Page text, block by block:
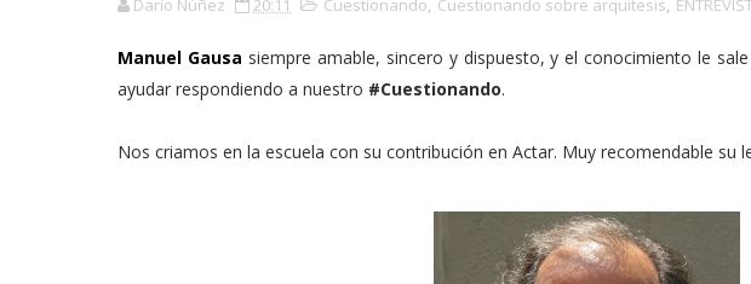
Darío Núñez 20:11 Cuestionando, Cuestionando sobre arquitesis,
Manuel Gausa siempre amable, sincero y dispuesto, y el conocimiento le
ayudar respondiendo a nuestro #Cuestionando.
Nos criamos en la escuela con su contribución en Actar. Muy recomendable su